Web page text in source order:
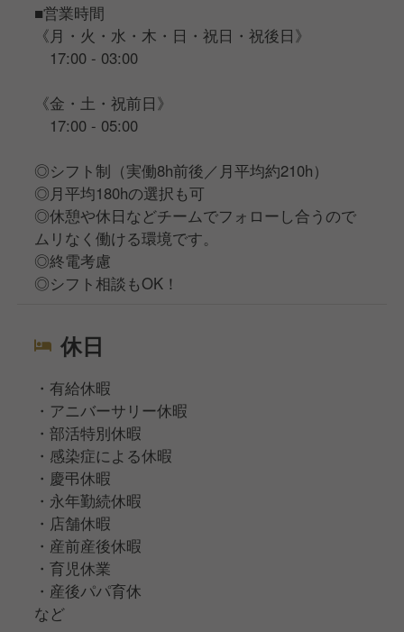
■営業時間
《月・火・水・木・日・祝日・祝後日》
17:00 - 03:00
《金・土・祝前日》
17:00 - 05:00
◎シフト制（実働8h前後／月平均約210h）
◎月平均180hの選択も可
◎休憩や休日などチームでフォローし合うので
ムリなく働ける環境です。
◎終電考慮
◎シフト相談もOK！
休日
・有給休暇
・アニバーサリー休暇
・部活特別休暇
・感染症による休暇
・慶弔休暇
・永年勤続休暇
・店舗休暇
・産前産後休暇
・育児休業
・産後パパ育休
など